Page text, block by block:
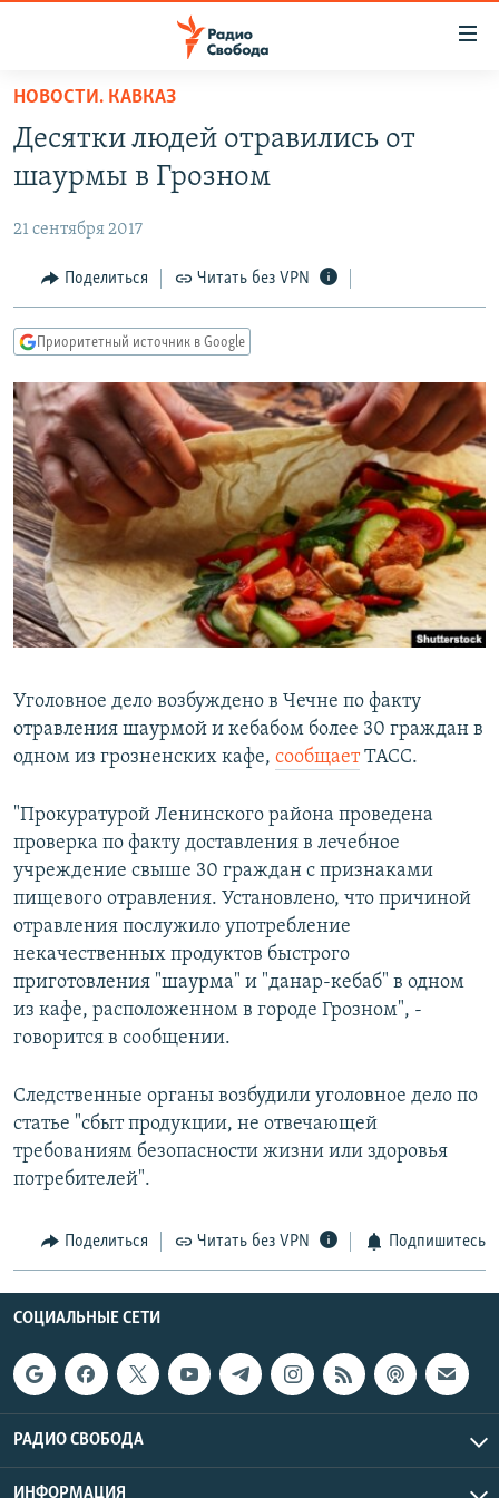
упрощенного
доступа
основному
Вернутся
главной
навигации
Вернутся
поиску
ПОДКАСТЫ
АВТОРСКИЕ ПРОЕКТЫ
ЦИТАТЫ СВОБОДЫ
МНЕНИЯ
IDEL.РЕАЛИИ
КАВКАЗ.РЕАЛИИ
СЕВЕР.РЕАЛИИ
СИБИРЬ.РЕАЛИИ
РАСПИСАНИЕ ВЕЩАНИЯ
ПОДПИШИТЕСЬ НА РАССЫЛКУ
СОЦИАЛЬНЫЕ СЕТИ
Все сайты РСЕ/РС
НОВОСТИ. КАВКАЗ
Десятки людей отравились от
шаурмы в Грозном
21 сентября 2017
Поделиться Читать без VPN
Приоритетный источник в Google
Уголовное дело возбуждено в Чечне по факту
отравления шаурмой и кебабом более 30 граждан в
одном из грозненских кафе, сообщаетТАСС.
"Прокуратурой Ленинского района проведена
проверка по факту доставления в лечебное
учреждение свыше 30 граждан с признаками
пищевого отравления. Установлено, что причиной
отравления послужило употребление
некачественных продуктов быстрого
приготовления "шаурма" и "данар-кебаб" в одном
из кафе, расположенном в городе Грозном", -
говорится в сообщении.
Следственные органы возбудили уголовное дело по
статье "сбыт продукции, не отвечающей
требованиям безопасности жизни или здоровья
потребителей".
Поделиться Читать без VPN Подпишитесь
СОЦИАЛЬНЫЕ СЕТИ
РАДИО СВОБОДА
ИНФОРМАЦИЯ